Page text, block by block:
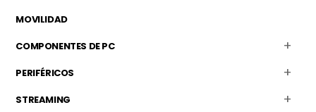
MOVILIDAD
COMPONENTES DE PC
PERIFÉRICOS
STREAMING